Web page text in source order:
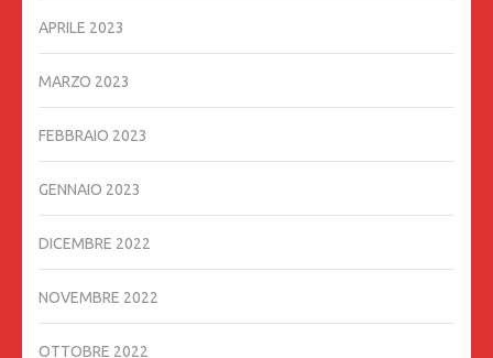
APRILE 2023
MARZO 2023
FEBBRAIO 2023
GENNAIO 2023
DICEMBRE 2022
NOVEMBRE 2022
OTTOBRE 2022